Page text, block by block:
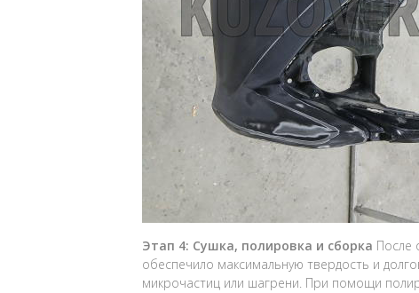
Этап 4: Сушка, полировка и сборка После
обеспечило максимальную твердость и
микрочастиц или шагрени. При помощи